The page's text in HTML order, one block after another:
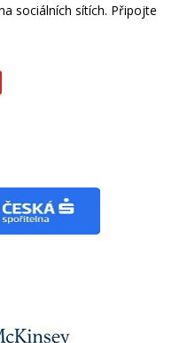
sociálních sítích. Připojte